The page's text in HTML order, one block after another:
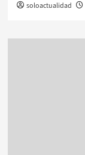
soloactualidad